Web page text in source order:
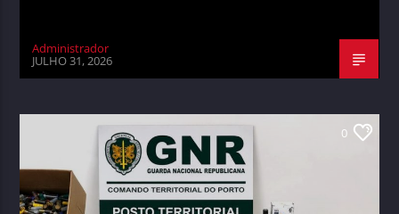
Administrador
JULHO 31, 2026
0